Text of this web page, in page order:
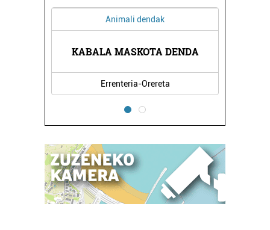
Animali dendak
KABALA MASKOTA DENDA
Errenteria-Orereta